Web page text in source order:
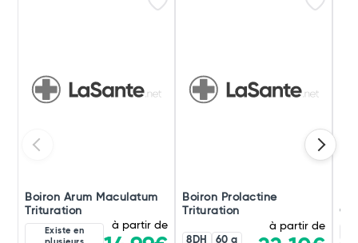
Boiron Arum Maculatum
Trituration
Existe en
à partir de
Boiron Prolactine
Trituration
8DH 60 g
à partir de